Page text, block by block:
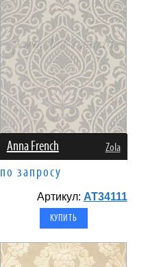
Anna French Zola
по запросу
Артикул: AT34111